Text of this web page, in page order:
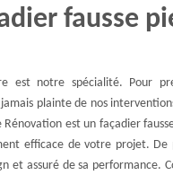
fausse
est notre spécialité. Pour
plainte de nos
est un façadier
efficace de votre projet. De
et assuré de sa performance.